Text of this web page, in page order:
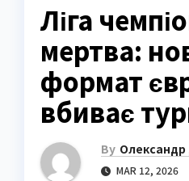
Ліга
мертва:
формат
вбиває
By Олександр
MAR 12, 2026